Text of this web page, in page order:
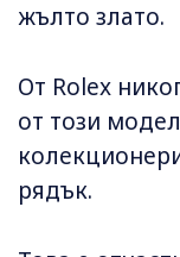
жълто злато.
От Rolex
от този
рядък.